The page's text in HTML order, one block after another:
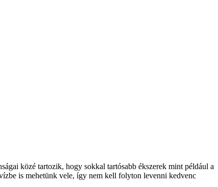
közé tartozik, hogy sokkal tartósabb ékszerek mint például a
is mehetünk vele, így nem kell folyton levenni kedvenc